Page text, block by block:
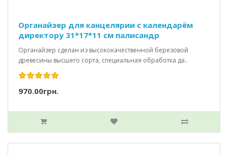
Органайзер для канцелярии с календарём
директору 31*17*11 см палисандр
Органайзер сделан из высококачественной березовой
древесины высшего сорта, специальная обработка да..
970.00грн.